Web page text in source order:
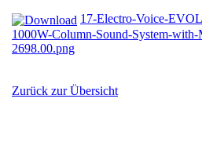
17-Electro-Voice-
1000W-Column-Sound-System-
2698.00.png
Zurück zur Übersicht